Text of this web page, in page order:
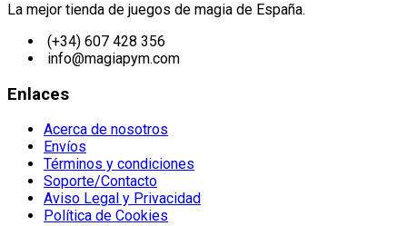
La mejor tienda de juegos de magia de España.
(+34) 607 428 356
info@magiapym.com
Enlaces
Acerca de nosotros
Envíos
Términos y condiciones
Soporte/Contacto
Aviso Legal y Privacidad
Política de Cookies